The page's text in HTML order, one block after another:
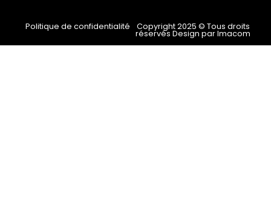
Politique de confidentialité Copyright 2025 © Tous droits
réservés Design par Imacom